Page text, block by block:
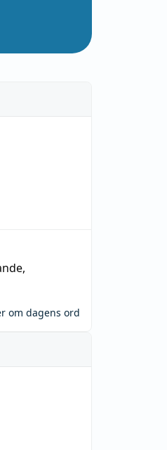
,
om dagens ord